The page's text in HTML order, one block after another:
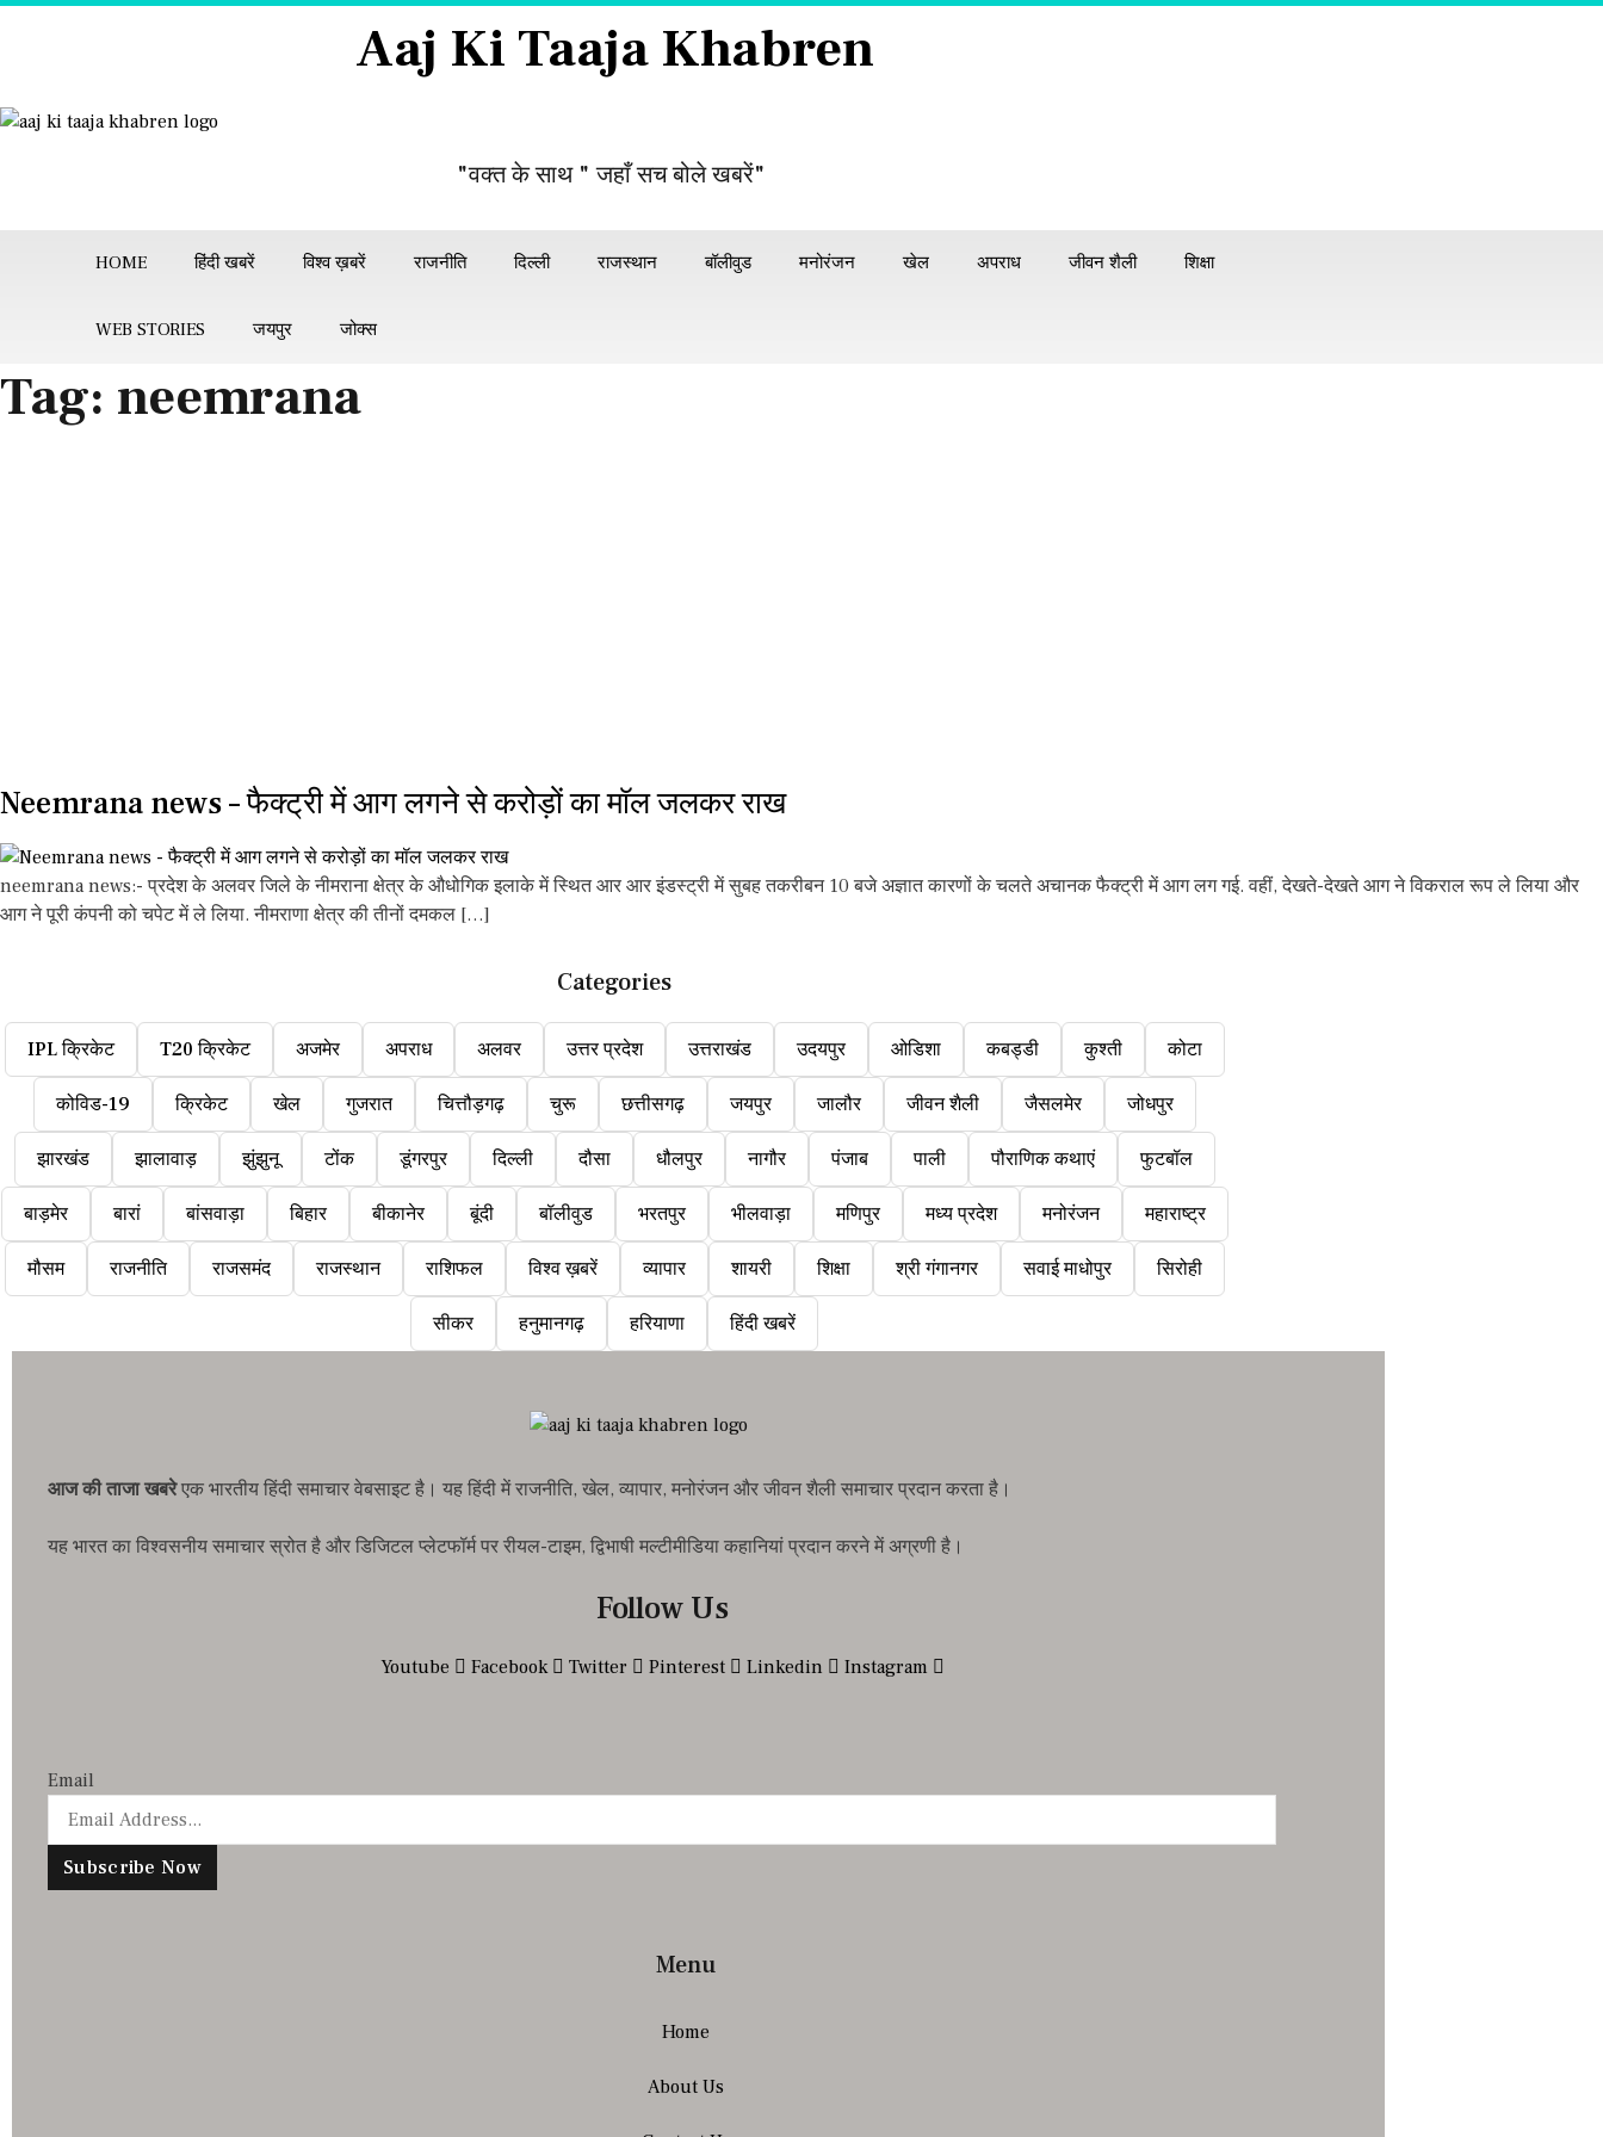
Skip
Aaj Ki Taaja Khabren
"वक्त के साथ " जहाँ सच बोले खबरें"
HOME हिंदी खबरें विश्व ख़बरें राजनीति दिल्ली राजस्थान बॉलीवुड मनोरंजन खेल अपराध जीवन शैली शिक्षा
WEB STORIES जयपुर जोक्स
Tag: neemrana
Neemrana news – फैक्ट्री में आग लगने से करोड़ों का मॉल जलकर राख
neemrana news:- प्रदेश के अलवर जिले के नीमराना क्षेत्र के औधोगिक इलाके में स्थित आर आर इंडस्ट्री में सुबह तकरीबन 10 बजे अज्ञात कारणों के चलते अचानक फैक्ट्री में आग लग गई. वहीं, देखते-देखते आग ने विकराल रूप ले लिया और
आग ने पूरी कंपनी को चपेट में ले लिया. नीमराणा क्षेत्र की तीनों दमकल […]
Categories
IPL क्रिकेट T20 क्रिकेट अजमेर अपराध अलवर उत्तर प्रदेश उत्तराखंड उदयपुर ओडिशा कबड्डी कुश्ती कोटा
कोविड-19 क्रिकेट खेल गुजरात चित्तौड़गढ़ चुरू छत्तीसगढ़ जयपुर जालौर जीवन शैली जैसलमेर जोधपुर
झारखंड झालावाड़ झुंझुनू टोंक डूंगरपुर दिल्ली दौसा धौलपुर नागौर पंजाब पाली पौराणिक कथाएं फुटबॉल
बाड़मेर बारां बांसवाड़ा बिहार बीकानेर बूंदी बॉलीवुड भरतपुर भीलवाड़ा मणिपुर मध्य प्रदेश मनोरंजन महाराष्ट्र
मौसम राजनीति राजसमंद राजस्थान राशिफल विश्व ख़बरें व्यापार शायरी शिक्षा श्री गंगानगर सवाई माधोपुर सिरोही
सीकर हनुमानगढ़ हरियाणा हिंदी खबरें
आज की ताजा खबरेएक भारतीय हिंदी समाचार वेबसाइट है। यह हिंदी में राजनीति, खेल, व्यापार, मनोरंजन और जीवन शैली समाचार प्रदान करता है।
यह भारत का विश्वसनीय समाचार स्रोत है और डिजिटल प्लेटफॉर्म पर रीयल-टाइम, द्विभाषी मल्टीमीडिया कहानियां प्रदान करने में अग्रणी है।
Follow Us
Youtube Facebook Twitter Pinterest Linkedin Instagram
Email
Subscribe Now
Menu
Home
About Us